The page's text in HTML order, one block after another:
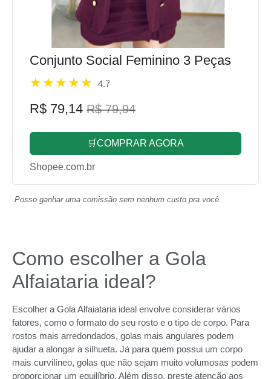
Conjunto Social Feminino 3 Peças
4.7
R$ 79,14 R$ 79,94
🛒COMPRAR AGORA
Shopee.com.br
Posso ganhar uma comissão sem nenhum custo pra você.
Como escolher a Gola
Alfaiataria ideal?
Escolher a Gola Alfaiataria ideal envolve considerar vários
fatores, como o formato do seu rosto e o tipo de corpo. Para
rostos mais arredondados, golas mais angulares podem
ajudar a alongar a silhueta. Já para quem possui um corpo
mais curvilíneo, golas que não sejam muito volumosas podem
proporcionar um equilíbrio. Além disso, preste atenção aos